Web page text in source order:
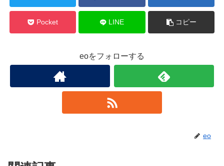
Pocket LINE コピー
eoをフォローする
eo